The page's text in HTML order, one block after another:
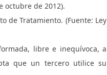
octubre de 2012).
de Tratamiento. (Fuente: Ley
libre e inequívoca, a
que un tercero utilice su